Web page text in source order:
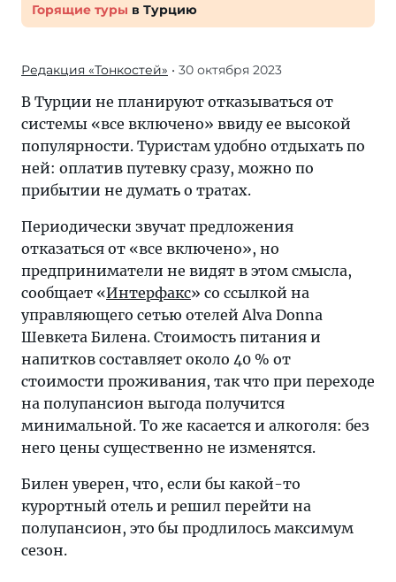
Горящие туры в Турцию
Редакция «Тонкостей» • 30 октября 2023
В Турции не планируют отказываться от
системы «все включено» ввиду ее высокой
популярности. Туристам удобно отдыхать по
ней: оплатив путевку сразу, можно по
прибытии не думать о тратах.
Периодически звучат предложения
отказаться от «все включено», но
предприниматели не видят в этом смысла,
сообщает «Интерфакс» со ссылкой на
управляющего сетью отелей Alva Donna
Шевкета Билена. Стоимость питания и
напитков составляет около 40 % от
стоимости проживания, так что при переходе
на полупансион выгода получится
минимальной. То же касается и алкоголя: без
него цены существенно не изменятся.
Билен уверен, что, если бы какой-то
курортный отель и решил перейти на
полупансион, это бы продлилось максимум
сезон.